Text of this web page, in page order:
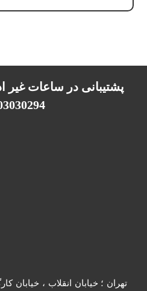
تهران ؛ خیابان انقلاب ، خیابان